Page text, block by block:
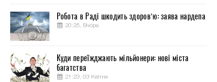
Робота в Раді шкодить здоров’ю: заява нардепа
20:25, Вчора
Куди переїжджають мільйонери: нові міста
багатства
21:23, 03 Квітня